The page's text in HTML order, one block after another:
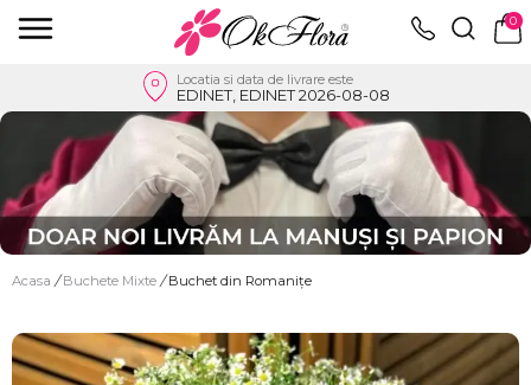
0
Locatia si data de livrare este
EDINET, EDINET 2026-08-08
Acasa / Buchete Mixte / Buchet din Romanițe